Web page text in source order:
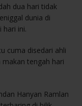
dua hari tidak
dunia di
hari ini.
cuma disedari ahli
tengah hari
Hanyan Ramlan